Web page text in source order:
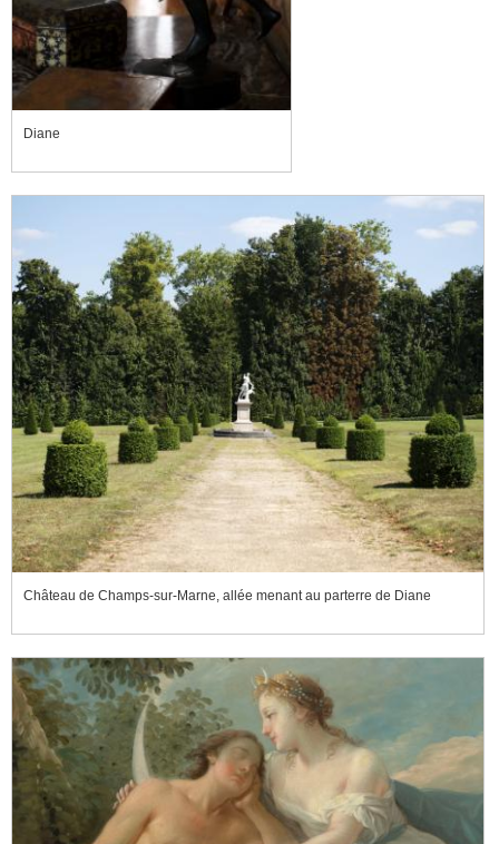
Diane
Château de Champs-sur-Marne, allée menant au parterre de Diane